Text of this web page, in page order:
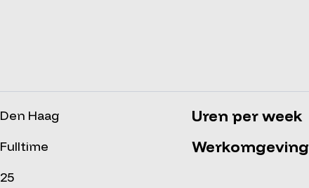
Den Haag Uren per week
Fulltime Werkomgeving
25